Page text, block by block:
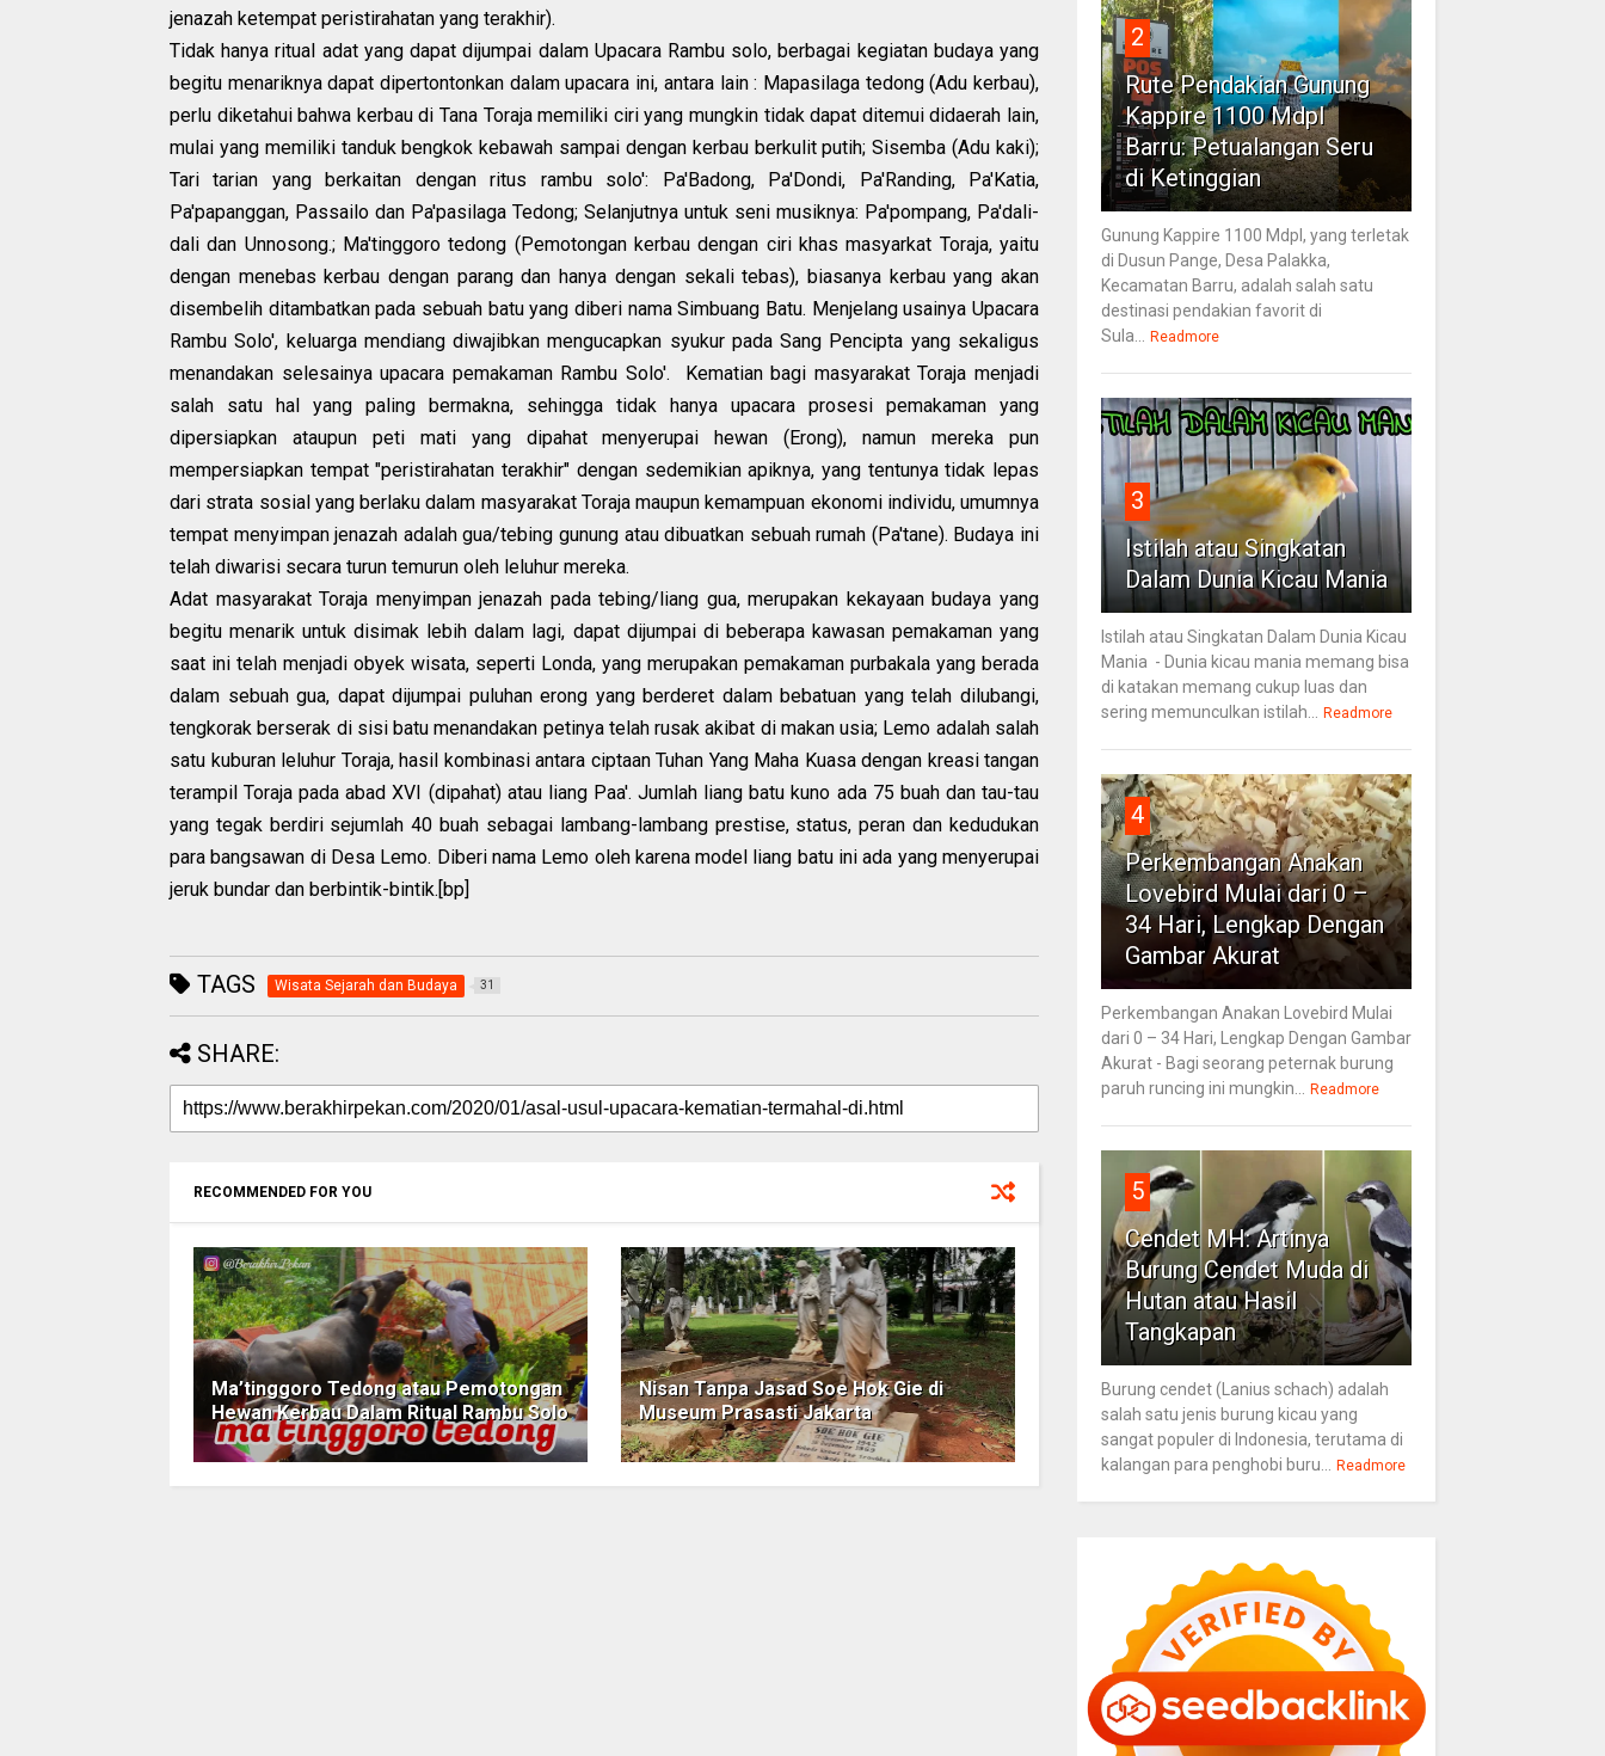
jenazah ketempat peristirahatan yang terakhir).
Tidak hanya ritual adat yang dapat dijumpai dalam Upacara Rambu solo, berbagai kegiatan budaya yang
begitu menariknya dapat dipertontonkan dalam upacara ini, antara lain : Mapasilaga tedong (Adu kerbau),
perlu diketahui bahwa kerbau di Tana Toraja memiliki ciri yang mungkin tidak dapat ditemui didaerah lain,
mulai yang memiliki tanduk bengkok kebawah sampai dengan kerbau berkulit putih; Sisemba (Adu kaki);
Tari tarian yang berkaitan dengan ritus rambu solo': Pa'Badong, Pa'Dondi, Pa'Randing, Pa'Katia,
Pa'papanggan, Passailo dan Pa'pasilaga Tedong; Selanjutnya untuk seni musiknya: Pa'pompang, Pa'dali-
dali dan Unnosong.; Ma'tinggoro tedong (Pemotongan kerbau dengan ciri khas masyarkat Toraja, yaitu
dengan menebas kerbau dengan parang dan hanya dengan sekali tebas), biasanya kerbau yang akan
disembelih ditambatkan pada sebuah batu yang diberi nama Simbuang Batu. Menjelang usainya Upacara
Rambu Solo', keluarga mendiang diwajibkan mengucapkan syukur pada Sang Pencipta yang sekaligus
menandakan selesainya upacara pemakaman Rambu Solo'.
Kematian bagi masyarakat Toraja menjadi
salah satu hal yang paling bermakna, sehingga tidak hanya upacara prosesi pemakaman yang
dipersiapkan ataupun peti mati yang dipahat menyerupai hewan (Erong), namun mereka pun
mempersiapkan tempat "peristirahatan terakhir" dengan sedemikian apiknya, yang tentunya tidak lepas
dari strata sosial yang berlaku dalam masyarakat Toraja maupun kemampuan ekonomi individu, umumnya
tempat menyimpan jenazah adalah gua/tebing gunung atau dibuatkan sebuah rumah (Pa'tane). Budaya ini
telah diwarisi secara turun temurun oleh leluhur mereka.
Adat masyarakat Toraja menyimpan jenazah pada tebing/liang gua, merupakan kekayaan budaya yang
begitu menarik untuk disimak lebih dalam lagi, dapat dijumpai di beberapa kawasan pemakaman yang
saat ini telah menjadi obyek wisata, seperti Londa, yang merupakan pemakaman purbakala yang berada
dalam sebuah gua, dapat dijumpai puluhan erong yang berderet dalam bebatuan yang telah dilubangi,
tengkorak berserak di sisi batu menandakan petinya telah rusak akibat di makan usia; Lemo adalah salah
satu kuburan leluhur Toraja, hasil kombinasi antara ciptaan Tuhan Yang Maha Kuasa dengan kreasi tangan
terampil Toraja pada abad XVI (dipahat) atau liang Paa'. Jumlah liang batu kuno ada 75 buah dan tau-tau
yang tegak berdiri sejumlah 40 buah sebagai lambang-lambang prestise, status, peran dan kedudukan
para bangsawan di Desa Lemo. Diberi nama Lemo oleh karena model liang batu ini ada yang menyerupai
jeruk bundar dan berbintik-bintik.[bp]
TAGS Wisata Sejarah dan Budaya 31
SHARE:
RECOMMENDED FOR YOU
Ma’tinggoro Tedong atau Pemotongan
Hewan Kerbau Dalam Ritual Rambu Solo
Nisan Tanpa Jasad Soe Hok Gie di
Museum Prasasti Jakarta
2
Rute Pendakian Gunung
Kappire 1100 Mdpl
Barru: Petualangan Seru
di Ketinggian
Gunung Kappire 1100 Mdpl, yang terletak
di Dusun Pange, Desa Palakka,
Kecamatan Barru, adalah salah satu
destinasi pendakian favorit di
Sula... Readmore
3
Istilah atau Singkatan
Dalam Dunia Kicau Mania
Istilah atau Singkatan Dalam Dunia Kicau
Mania - Dunia kicau mania memang bisa
di katakan memang cukup luas dan
sering memunculkan istilah... Readmore
4
Perkembangan Anakan
Lovebird Mulai dari 0 –
34 Hari, Lengkap Dengan
Gambar Akurat
Perkembangan Anakan Lovebird Mulai
dari 0 – 34 Hari, Lengkap Dengan Gambar
Akurat - Bagi seorang peternak burung
paruh runcing ini mungkin... Readmore
5
Cendet MH: Artinya
Burung Cendet Muda di
Hutan atau Hasil
Tangkapan
Burung cendet (Lanius schach) adalah
salah satu jenis burung kicau yang
sangat populer di Indonesia, terutama di
kalangan para penghobi buru... Readmore